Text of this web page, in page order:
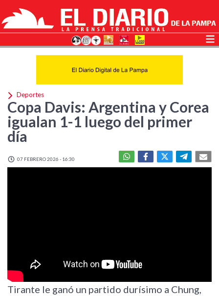
Deportes
Copa Davis: Argentina y Corea
igualan 1-1 luego del primer
día
07 FEBRERO 2026 - 16:30
Tirante le ganó un partido durísimo a Chung,